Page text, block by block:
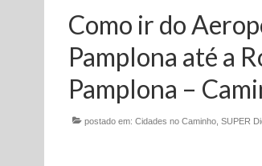
Como ir do
Pamplona até a
Pamplona –
postado em: Cidades no Caminho, SUPER